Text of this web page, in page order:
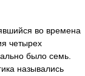
во времена
четырех
было семь.
назывались